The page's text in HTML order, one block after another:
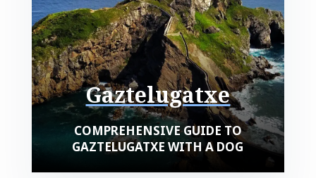
Gaztelugatxe
COMPREHENSIVE GUIDE TO
GAZTELUGATXE WITH A DOG